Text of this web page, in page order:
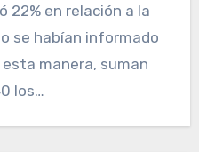
22% en relación a la
se habían informado
manera, suman
los…